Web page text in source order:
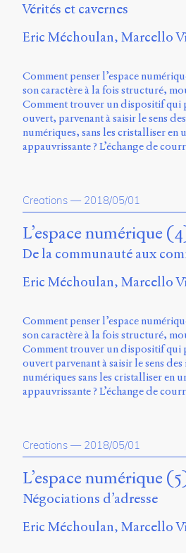
Vérités et cavernes
Eric Méchoulan Marcello
Comment penser l’espace
son caractère à la fois structuré,
Comment trouver un dispositif qui
ouvert, parvenant à saisir le sens
numériques, sans les cristalliser en
appauvrissante ? L’échange de
Creations — 2018/05/01
L’espace numérique
De la communauté aux
Eric Méchoulan Marcello
Comment penser l’espace
son caractère à la fois structuré,
Comment trouver un dispositif qui
ouvert parvenant à saisir le sens
numériques sans les cristalliser en
appauvrissante ? L’échange de
Creations — 2018/05/01
L’espace numérique
Négociations d’adresse
Eric Méchoulan Marcello